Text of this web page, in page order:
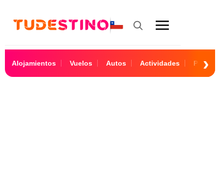
Alojamientos Vuelos Autos Actividades